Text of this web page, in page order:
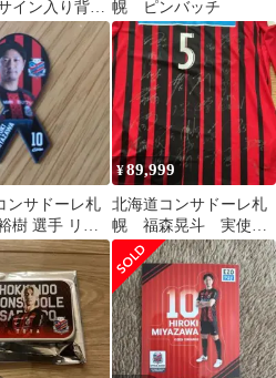
イン入り背番
サドーレ札幌
幌 ピンバッチ
ンサドーレ札
樹 選手 リボ
ット
¥89,999
北海道コンサドーレ札
幌 福森晃斗 実使
用？ユニフォーム 多
数直筆サイン